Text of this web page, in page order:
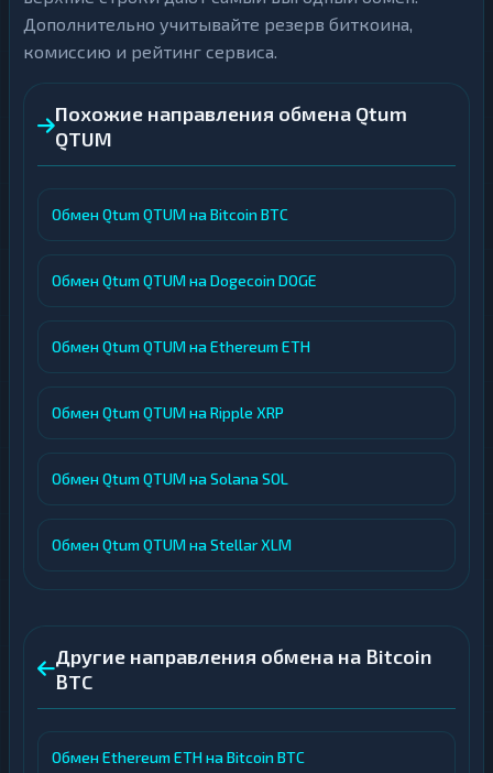
Дополнительно учитывайте резерв биткоина,
комиссию и рейтинг сервиса.
Похожие направления обмена Qtum
QTUM
Обмен Qtum QTUM на Bitcoin BTC
Обмен Qtum QTUM на Dogecoin DOGE
Обмен Qtum QTUM на Ethereum ETH
Обмен Qtum QTUM на Ripple XRP
Обмен Qtum QTUM на Solana SOL
Обмен Qtum QTUM на Stellar XLM
Другие направления обмена на Bitcoin
BTC
Обмен Ethereum ETH на Bitcoin BTC